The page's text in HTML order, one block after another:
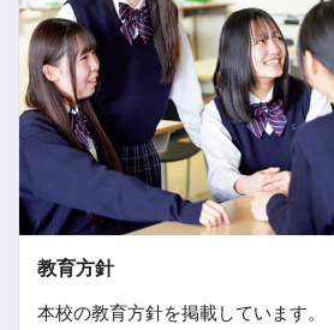
教育方針
本校の教育方針を掲載しています。